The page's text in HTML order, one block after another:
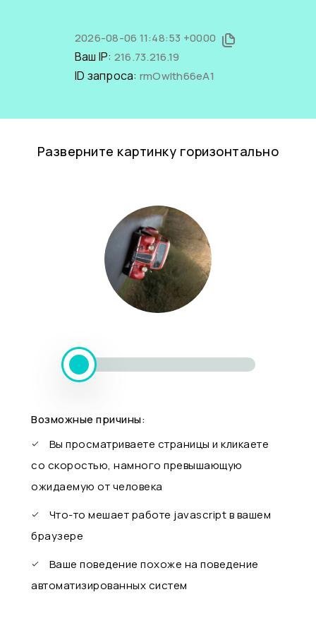
2026-08-06 11:48:53 +0000
Ваш IP: 216.73.216.19
ID запроса: rmOwIth66eA1
Разверните картинку горизонтально
Возможные причины:
Вы просматриваете страницы и кликаете
со скоростью, намного превышающую
ожидаемую от человека
Что-то мешает работе javascript в вашем
браузере
Ваше поведение похоже на поведение
автоматизированных систем